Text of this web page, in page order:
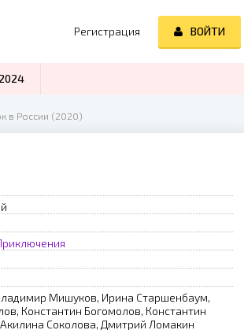
в России (2020)
Мишуков, Ирина Старшенбаум,
Константин Богомолов, Константин
Соколова, Дмитрий Ломакин
Регистрация ВОЙТИ